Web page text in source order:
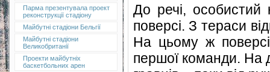
Парма презентувала проект
реконструкції стадіону
Майбутні стадіони Бельгії
Майбутні стадіони
Великобританії
Проекти майбутніх
баскетбольних арен
До речі, особистий
поверсі. З тераси
На цьому ж поверсі
першої команди. На